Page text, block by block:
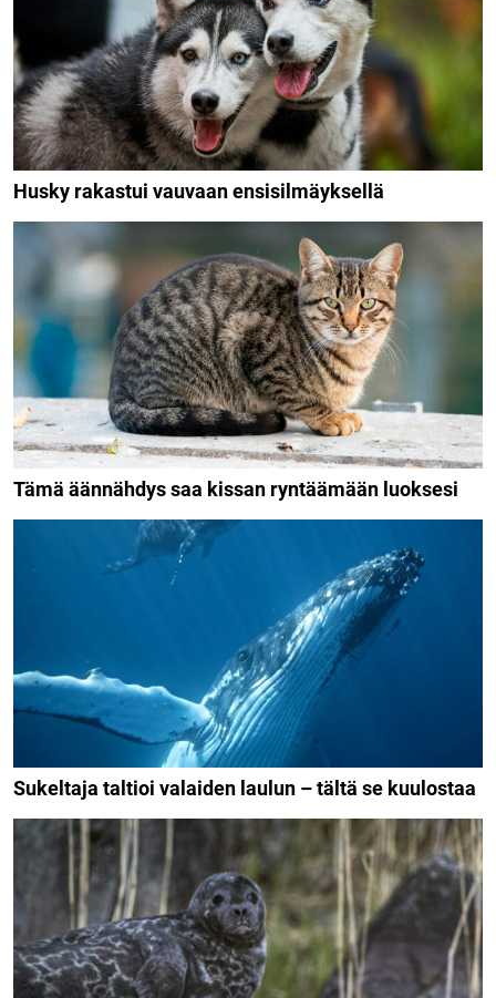
Husky rakastui vauvaan ensisilmäyksellä
Tämä äännähdys saa kissan ryntäämään luoksesi
Sukeltaja taltioi valaiden laulun – tältä se kuulostaa